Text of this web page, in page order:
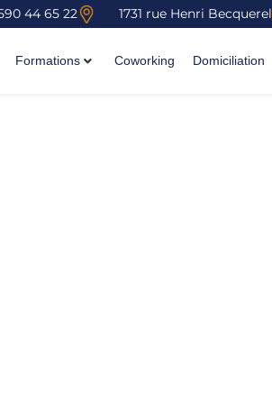
44 65 22 1731 rue Henri Becquerel
Formations Coworking Domiciliation